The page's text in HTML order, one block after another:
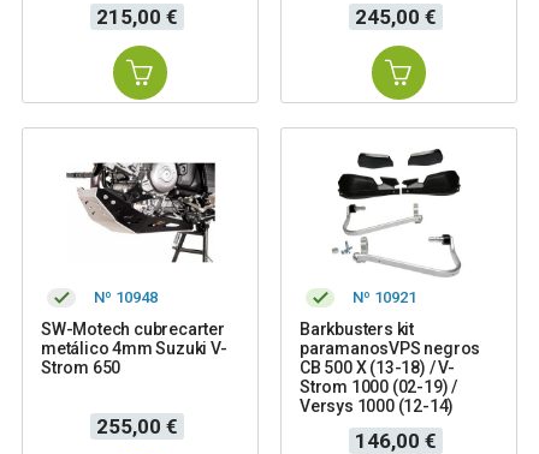
Precio
215,00 € Precio
245,00 €
Nº 10948
SW-Motech cubrecarter
metálico 4mm Suzuki V-
Strom 650
Precio
255,00 €
Nº 10921
Barkbusters kit
paramanosVPS negros
CB 500 X (13-18) / V-
Strom 1000 (02-19) /
Versys 1000 (12-14)
Precio
146,00 €